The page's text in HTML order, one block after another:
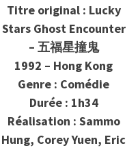
Titre original : Lucky
Stars Ghost Encounter
– 五福星撞鬼
1992 – Hong Kong
Genre : Comédie
Durée : 1h34
Réalisation : Sammo
Hung, Corey Yuen, Eric